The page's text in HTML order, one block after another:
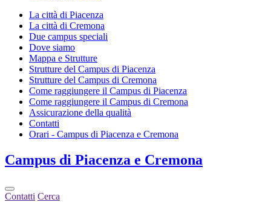
La città di Piacenza
La città di Cremona
Due campus speciali
Dove siamo
Mappa e Strutture
Strutture del Campus di Piacenza
Strutture del Campus di Cremona
Come raggiungere il Campus di Piacenza
Come raggiungere il Campus di Cremona
Assicurazione della qualità
Contatti
Orari - Campus di Piacenza e Cremona
Campus di Piacenza e Cremona
Contatti Cerca